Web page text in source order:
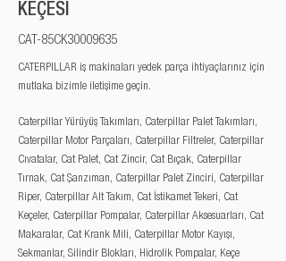
KEÇESİ
CAT-85CK30009635
CATERPILLAR iş makinaları yedek parça ihtiyaçlarınız için
mutlaka bizimle iletişime geçin.
Caterpillar Yürüyüş Takımları, Caterpillar Palet Takımları,
Caterpillar Motor Parçaları, Caterpillar Filtreler, Caterpillar
Cıvatalar, Cat Palet, Cat Zincir, Cat Bıçak, Caterpillar
Tırnak, Cat Şanzıman, Caterpillar Palet Zinciri, Caterpillar
Riper, Caterpillar Alt Takım, Cat İstikamet Tekeri, Cat
Keçeler, Caterpillar Pompalar, Caterpillar Aksesuarları, Cat
Makaralar, Cat Krank Mili, Caterpillar Motor Kayışı,
Sekmanlar, Silindir Blokları, Hidrolik Pompalar, Keçe